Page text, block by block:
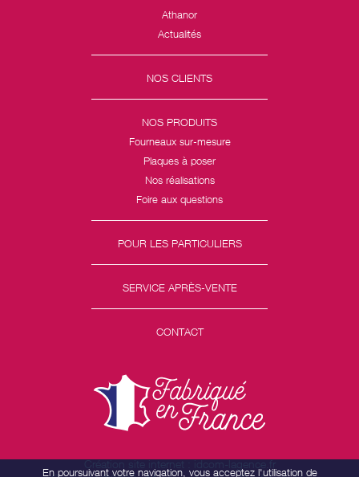
Athanor
Actualités
NOS CLIENTS
NOS PRODUITS
Fourneaux sur-mesure
Plaques à poser
Nos réalisations
Foire aux questions
POUR LES PARTICULIERS
SERVICE APRÈS-VENTE
CONTACT
Création site internet : idcom-lagence.fr
En poursuivant votre navigation, vous acceptez l'utilisation de